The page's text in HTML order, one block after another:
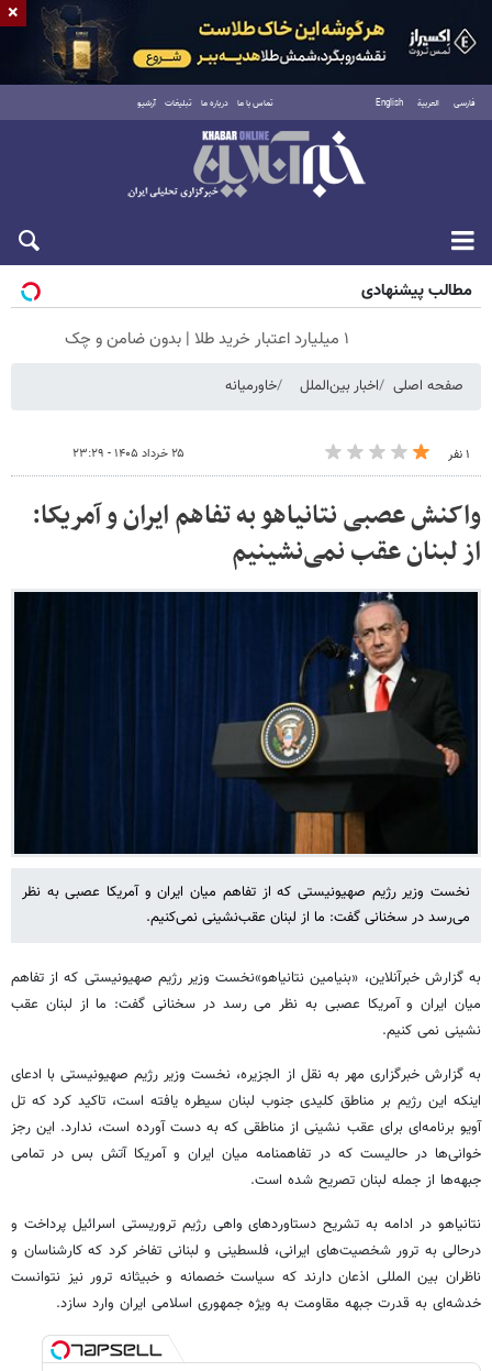
فارسی العربية English تماس با ما درباره ما تبلیغات آرشیو
پنجشنبه ۱۵ مرداد ۱۴۰۵
مطالب پیشنهادی
۱ میلیارد اعتبار خرید طلا | بدون ضامن و چک
صفحه اصلی اخبار بین‌الملل خاورمیانه
۱ نفر ۲۵ خرداد ۱۴۰۵ - ۲۳:۲۹
واکنش عصبی نتانیاهو به تفاهم ایران و آمریکا:
از لبنان عقب نمی‌نشینیم
نخست وزیر رژیم صهیونیستی که از تفاهم میان ایران و آمریکا عصبی به نظر
می‌رسد در سخنانی گفت: ما از لبنان عقب‌نشینی نمی‌کنیم.
به گزارش خبرآنلاین، «بنیامین نتانیاهو»نخست وزیر رژیم صهیونیستی که از تفاهم
میان ایران و آمریکا عصبی به نظر می رسد در سخنانی گفت: ما از لبنان عقب
نشینی نمی کنیم.
به گزارش خبرگزاری مهر به نقل از الجزیره، نخست وزیر رژیم صهیونیستی با ادعای
اینکه این رژیم بر مناطق کلیدی جنوب لبنان سیطره یافته است، تاکید کرد که تل
آویو برنامه‌ای برای عقب نشینی از مناطقی که به دست آورده است، ندارد. این رجز
خوانی‌ها در حالیست که در تفاهمنامه میان ایران و آمریکا آتش بس در تمامی
جبهه‌ها از جمله لبنان تصریح شده است.
نتانیاهو در ادامه به تشریح دستاوردهای واهی رژیم تروریستی اسرائیل پرداخت و
درحالی به ترور شخصیت‌های ایرانی، فلسطینی و لبنانی تفاخر کرد که کارشناسان و
ناظران بین المللی اذعان دارند که سیاست خصمانه و خبیثانه ترور نیز نتوانست
خدشه‌ای به قدرت جبهه مقاومت به ویژه جمهوری اسلامی ایران وارد سازد.
×